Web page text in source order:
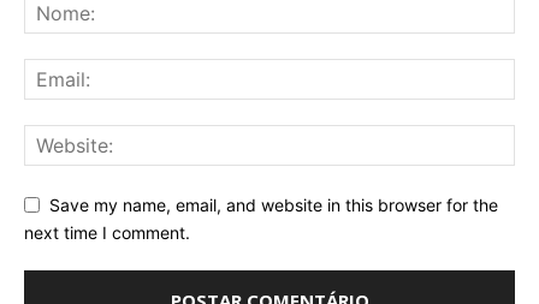
Save my name, email, and website in this browser for the
next time I comment.